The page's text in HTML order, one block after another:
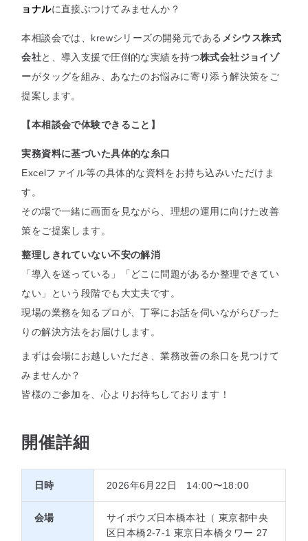
ョナルに直接ぶつけてみませんか？
本相談会では、krewシリーズの開発元である メシウス株式
会社と、導入支援で圧倒的な実績を持つ株式会社ジョイゾ
ーがタッグを組み、あなたのお悩みに寄り添う解決策をご
提案します。
【本相談会で体験できること】
実務資料に基づいた具体的な糸口
Excelファイル等の具体的な資料をお持ち込みいただけま
す。
その場で一緒に画面を見ながら、理想の運用に向けた改善
策をご提案します。
整理しきれていない不安の解消
「導入を迷っている」「どこに問題があるか整理できてい
ない」という段階でも大丈夫です。
現場の業務を知るプロが、丁寧にお話を伺いながらぴった
りの解決方法をお届けします。
まずは会場にお越しいただき、業務改善の糸口を見つけて
みませんか？
皆様のご参加を、心よりお待ちしております！
開催詳細
日時 2026年6月22日 14:00〜18:00
会場
サイボウズ日本橋本社（ 東京都中央
区日本橋2-7-1 東京日本橋タワー 27